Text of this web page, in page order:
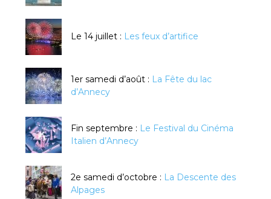
Le 14 juillet : Les feux d’artifice
1er samedi d’août : La Fête du lac
d’Annecy
Fin septembre : Le Festival du Cinéma
Italien d’Annecy
2e samedi d’octobre : La Descente des
Alpages